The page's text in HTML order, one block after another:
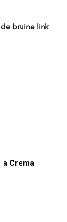
de bruine link
Crema